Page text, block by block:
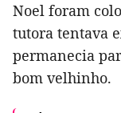
Noel foram
tutora tentava
permanecia
bom velhinho.